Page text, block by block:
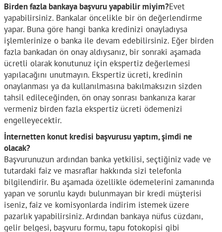
Birden fazla bankaya başvuru yapabilir miyim?Evet
yapabilirsiniz. Bankalar öncelikle bir ön değerlendirme
yapar. Buna göre hangi banka kredinizi onayladıysa
işlemlerinize o banka ile devam edebilirsiniz. Eğer birden
fazla bankadan ön onay aldıysanız, bir sonraki aşamada
ücretli olarak konutunuz için ekspertiz değerlemesi
yapılacağını unutmayın. Ekspertiz ücreti, kredinin
onaylanması ya da kullanılmasına bakılmaksızın sizden
tahsil edileceğinden, ön onay sonrası bankanıza karar
vermeniz birden fazla ekspertiz ücreti ödemenizi
engelleyecektir.
İnternetten konut kredisi başvurusu yaptım, şimdi ne
olacak?
Başvurunuzun ardından banka yetkilisi, seçtiğiniz vade ve
tutardaki faiz ve masraflar hakkında sizi telefonla
bilgilendirir. Bu aşamada özellikle ödemelerini zamanında
yapan ve sorunlu kaydı bulunmayan bir kredi müşterisi
iseniz, faiz ve komisyonlarda indirim istemek üzere
pazarlık yapabilirsiniz. Ardından bankaya nüfus cüzdanı,
gelir belgesi, başvuru formu, tapu fotokopisi gibi